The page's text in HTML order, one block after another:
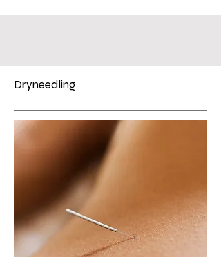
Dryneedling